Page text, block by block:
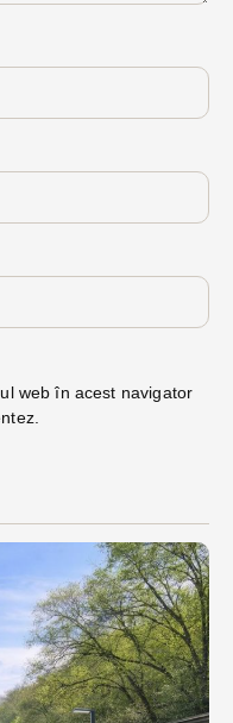
web în acest navigator